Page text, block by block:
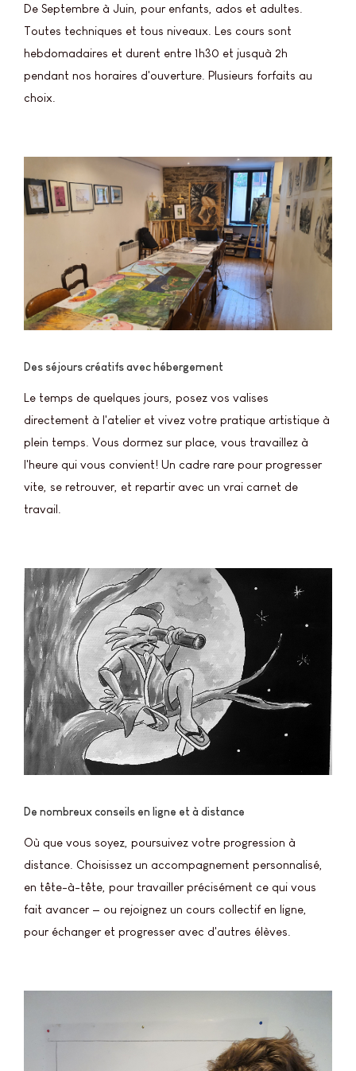
De Septembre à Juin, pour enfants, ados et adultes.
Toutes techniques et tous niveaux. Les cours sont
hebdomadaires et durent entre 1h30 et jusquà 2h
pendant nos horaires d'ouverture. Plusieurs forfaits au
choix.
Des séjours créatifs avec hébergement
Le temps de quelques jours, posez vos valises
directement à l'atelier et vivez votre pratique artistique à
plein temps. Vous dormez sur place, vous travaillez à
l'heure qui vous convient! Un cadre rare pour progresser
vite, se retrouver, et repartir avec un vrai carnet de
travail.
De nombreux conseils en ligne et à distance
Où que vous soyez, poursuivez votre progression à
distance. Choisissez un accompagnement personnalisé,
en tête-à-tête, pour travailler précisément ce qui vous
fait avancer — ou rejoignez un cours collectif en ligne,
pour échanger et progresser avec d'autres élèves.